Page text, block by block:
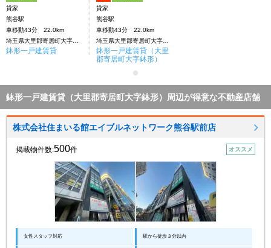
貸家
熊谷駅
車移動43分 22.0km
鉢形一戸建賃貸
貸家
熊谷駅
車移動43分 22.0km
鉢形一戸建賃貸（大里
郡寄居町大字鉢形）
鉢形一戸建賃貸（大里郡寄居町大字鉢形）周辺が得意な不動産店舗
株式会社住まいる館エイブルネットワーク熊谷駅前店
掲載物件数:500件 オススメ
女性スタッフ対応 駅から徒歩３分以内